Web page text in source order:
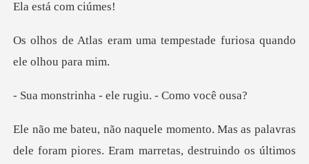
ma tempestade furiosa qu
a - ele rugiu.
truindo os últimos